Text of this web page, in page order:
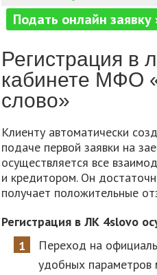
Подать онлайн заявку
Регистрация в
кабинете МФО
слово»
Клиенту автоматически
подаче первой заявки на
осуществляется все
и кредитором. Он
получает положительные
Регистрация в ЛК 4slovo
Переход на
удобных параметров